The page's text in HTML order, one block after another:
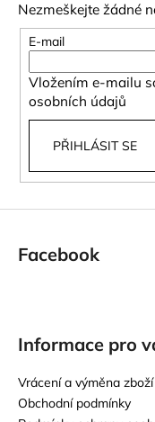
Nezmeškejte žádné
E-mail
Vložením e-mailu
osobních údajů
PŘIHLÁSIT SE
Facebook
Informace pro
Vrácení a výměna zboží
Obchodní podmínky